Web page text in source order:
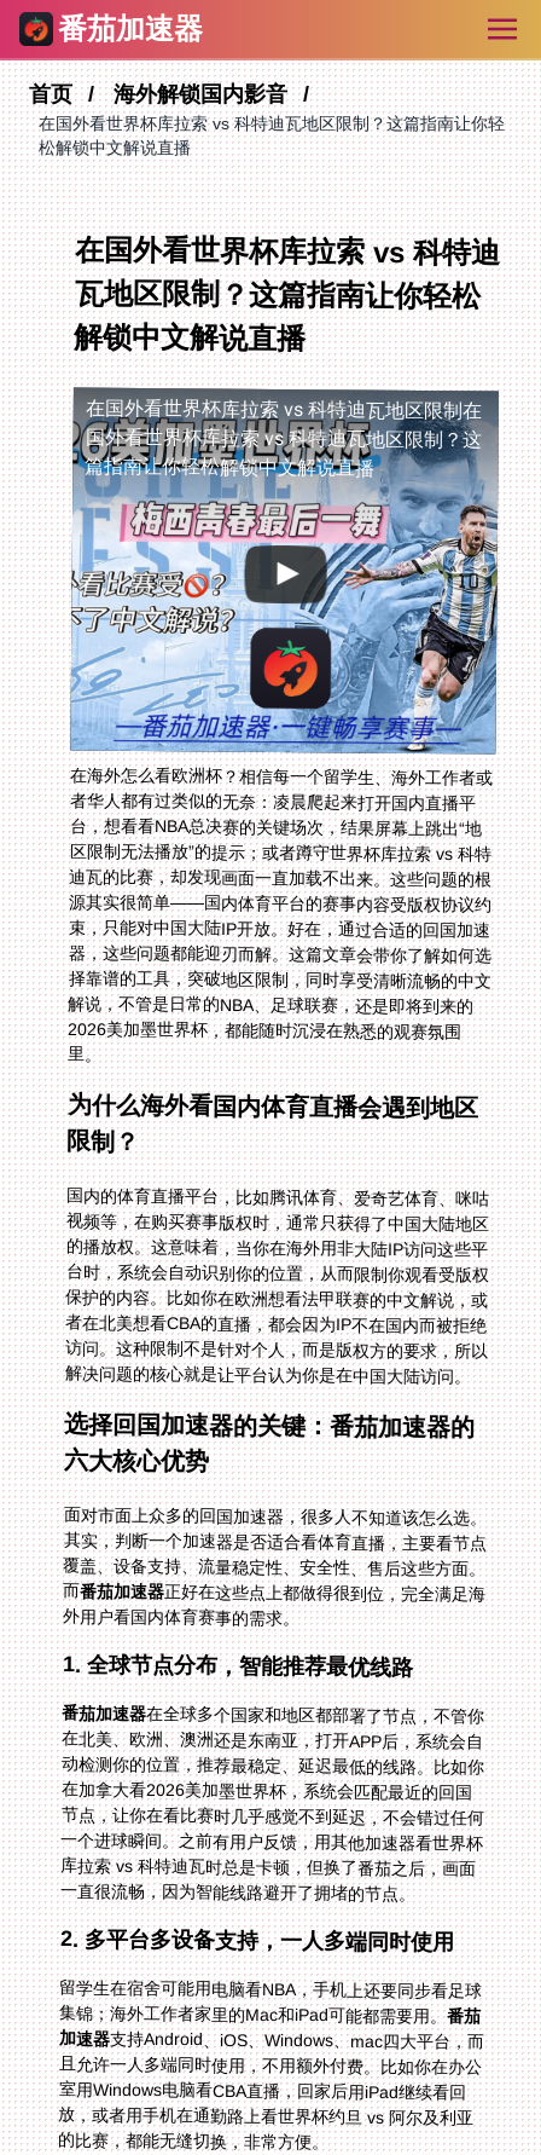
番茄加速器
首页 海外解锁国内影音
在国外看世界杯库拉索 vs 科特迪瓦地区限制？这篇指南让你轻
松解锁中文解说直播
在国外看世界杯库拉索 vs 科特迪
瓦地区限制？这篇指南让你轻松
解锁中文解说直播
在国外看世界杯库拉索 vs 科特迪瓦地区限制在
国外看世界杯库拉索 vs 科特迪瓦地区限制？这
篇指南让你轻松解锁中文解说直播
在海外怎么看欧洲杯？相信每一个留学生、海外工作者或
者华人都有过类似的无奈：凌晨爬起来打开国内直播平
台，想看看NBA总决赛的关键场次，结果屏幕上跳出“地
区限制无法播放”的提示；或者蹲守世界杯库拉索 vs 科特
迪瓦的比赛，却发现画面一直加载不出来。这些问题的根
源其实很简单——国内体育平台的赛事内容受版权协议约
束，只能对中国大陆IP开放。好在，通过合适的回国加速
器，这些问题都能迎刃而解。这篇文章会带你了解如何选
择靠谱的工具，突破地区限制，同时享受清晰流畅的中文
解说，不管是日常的NBA、足球联赛，还是即将到来的
2026美加墨世界杯，都能随时沉浸在熟悉的观赛氛围
里。
为什么海外看国内体育直播会遇到地区
限制？
国内的体育直播平台，比如腾讯体育、爱奇艺体育、咪咕
视频等，在购买赛事版权时，通常只获得了中国大陆地区
的播放权。这意味着，当你在海外用非大陆IP访问这些平
台时，系统会自动识别你的位置，从而限制你观看受版权
保护的内容。比如你在欧洲想看法甲联赛的中文解说，或
者在北美想看CBA的直播，都会因为IP不在国内而被拒绝
访问。这种限制不是针对个人，而是版权方的要求，所以
解决问题的核心就是让平台认为你是在中国大陆访问。
选择回国加速器的关键：番茄加速器的
六大核心优势
面对市面上众多的回国加速器，很多人不知道该怎么选。
其实，判断一个加速器是否适合看体育直播，主要看节点
覆盖、设备支持、流量稳定性、安全性、售后这些方面。
而番茄加速器正好在这些点上都做得很到位，完全满足海
外用户看国内体育赛事的需求。
1. 全球节点分布，智能推荐最优线路
番茄加速器在全球多个国家和地区都部署了节点，不管你
在北美、欧洲、澳洲还是东南亚，打开APP后，系统会自
动检测你的位置，推荐最稳定、延迟最低的线路。比如你
在加拿大看2026美加墨世界杯，系统会匹配最近的回国
节点，让你在看比赛时几乎感觉不到延迟，不会错过任何
一个进球瞬间。之前有用户反馈，用其他加速器看世界杯
库拉索 vs 科特迪瓦时总是卡顿，但换了番茄之后，画面
一直很流畅，因为智能线路避开了拥堵的节点。
2. 多平台多设备支持，一人多端同时使用
留学生在宿舍可能用电脑看NBA，手机上还要同步看足球
集锦；海外工作者家里的Mac和iPad可能都需要用。番茄
加速器支持Android、iOS、Windows、mac四大平台，而
且允许一人多端同时使用，不用额外付费。比如你在办公
室用Windows电脑看CBA直播，回家后用iPad继续看回
放，或者用手机在通勤路上看世界杯约旦 vs 阿尔及利亚
的比赛，都能无缝切换，非常方便。